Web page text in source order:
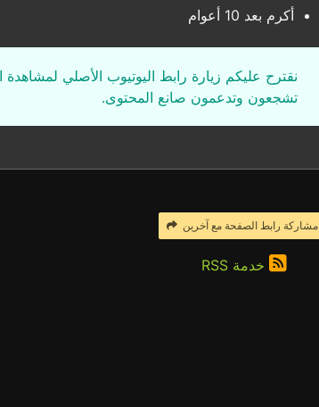
أكرم بعد 10 أعوام
نقترح عليكم زيارة رابط اليوتيوب الأصلي لمشاهدة
تشجعون وتدعمون صانع المحتوى.
مشاركة رابط الصفحة مع آخرين
خدمة RSS